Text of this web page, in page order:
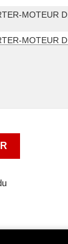
MOTEUR D.
MOTEUR D.
MOTEUR D.
MOTEUR D.